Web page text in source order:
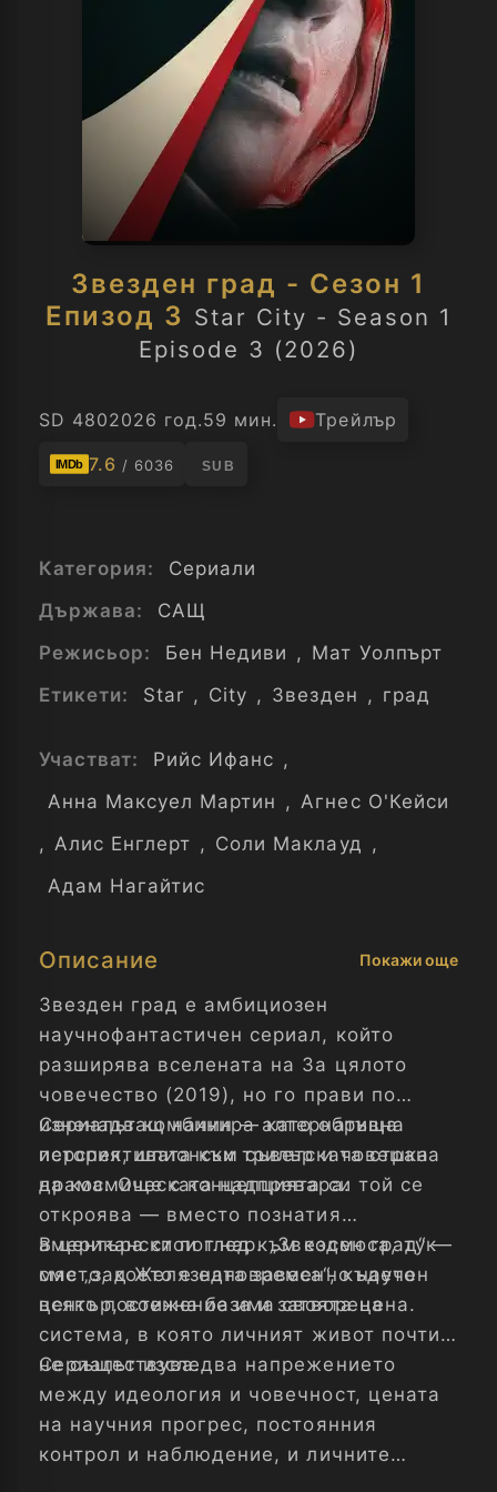
Звезден град - Сезон 1
Епизод 3 Star City - Season 1
Episode 3 (2026)
SD 4802026 год.59 мин. Трейлър
IMDb 7.6 / 6036 SUB
Категория:
Сериали
Държава:
САЩ
Режисьор:
Бен Недиви , Мат Уолпърт
Етикети:
Star , City , Звезден , град
Участват: Рийс Ифанс ,
Анна Максуел Мартин , Агнес О'Кейси
, Алис Енглерт , Соли Маклауд ,
Адам Нагайтис
Описание Покажи още
Звезден град е амбициозен
научнофантастичен сериал, който
разширява вселената на За цялото
човечество (2019), но го прави по
изненадващ начин — като обръща
перспективата към съветската страна
на космическата надпревара.
Сериалът комбинира алтернативна
история, шпионски трилър и човешка
драма. Още с концепцията си той се
откроява — вместо познатия
американски поглед към космоса, тук
сме „зад Желязната завеса“, където
всяко постижение има своята цена.
В центъра стои т.нар. „Звезден град“ —
място, което е едновременно научен
център, военна база и затворена
система, в която личният живот почти
не съществува.
Сериалът изследва напрежението
между идеология и човечност, цената
на научния прогрес, постоянния
контрол и наблюдение, и личните